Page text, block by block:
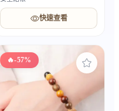
快速查看
🔥-57%